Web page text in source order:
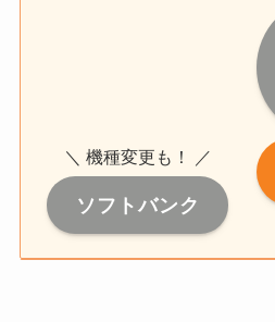
＼ 機種変更も！ ／
ソフトバンク